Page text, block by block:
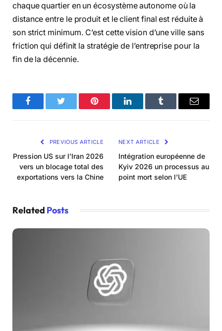
chaque quartier en un écosystème autonome où la
distance entre le produit et le client final est réduite à
son strict minimum. C’est cette vision d’une ville sans
friction qui définit la stratégie de l’entreprise pour la
fin de la décennie.
FacebookTwitter Pinterest LinkedInTumblr Email
PREVIOUS ARTICLE
Pression US sur l’Iran 2026
vers un blocage total des
exportations vers la Chine
NEXT ARTICLE
Intégration européenne de
Kyiv 2026 un processus au
point mort selon l’UE
Related Posts